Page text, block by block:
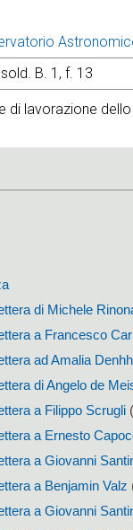
B. 1, f. 13
di lavorazione
di Michele
a Francesco
ad Amalia
di Angelo de
a Filippo Scrugli
a Ernesto
a Giovanni
a Benjamin Valz
a Giovanni